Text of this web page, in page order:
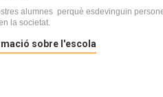
alumnes perquè esdevinguin
la societat.
sobre l'escola